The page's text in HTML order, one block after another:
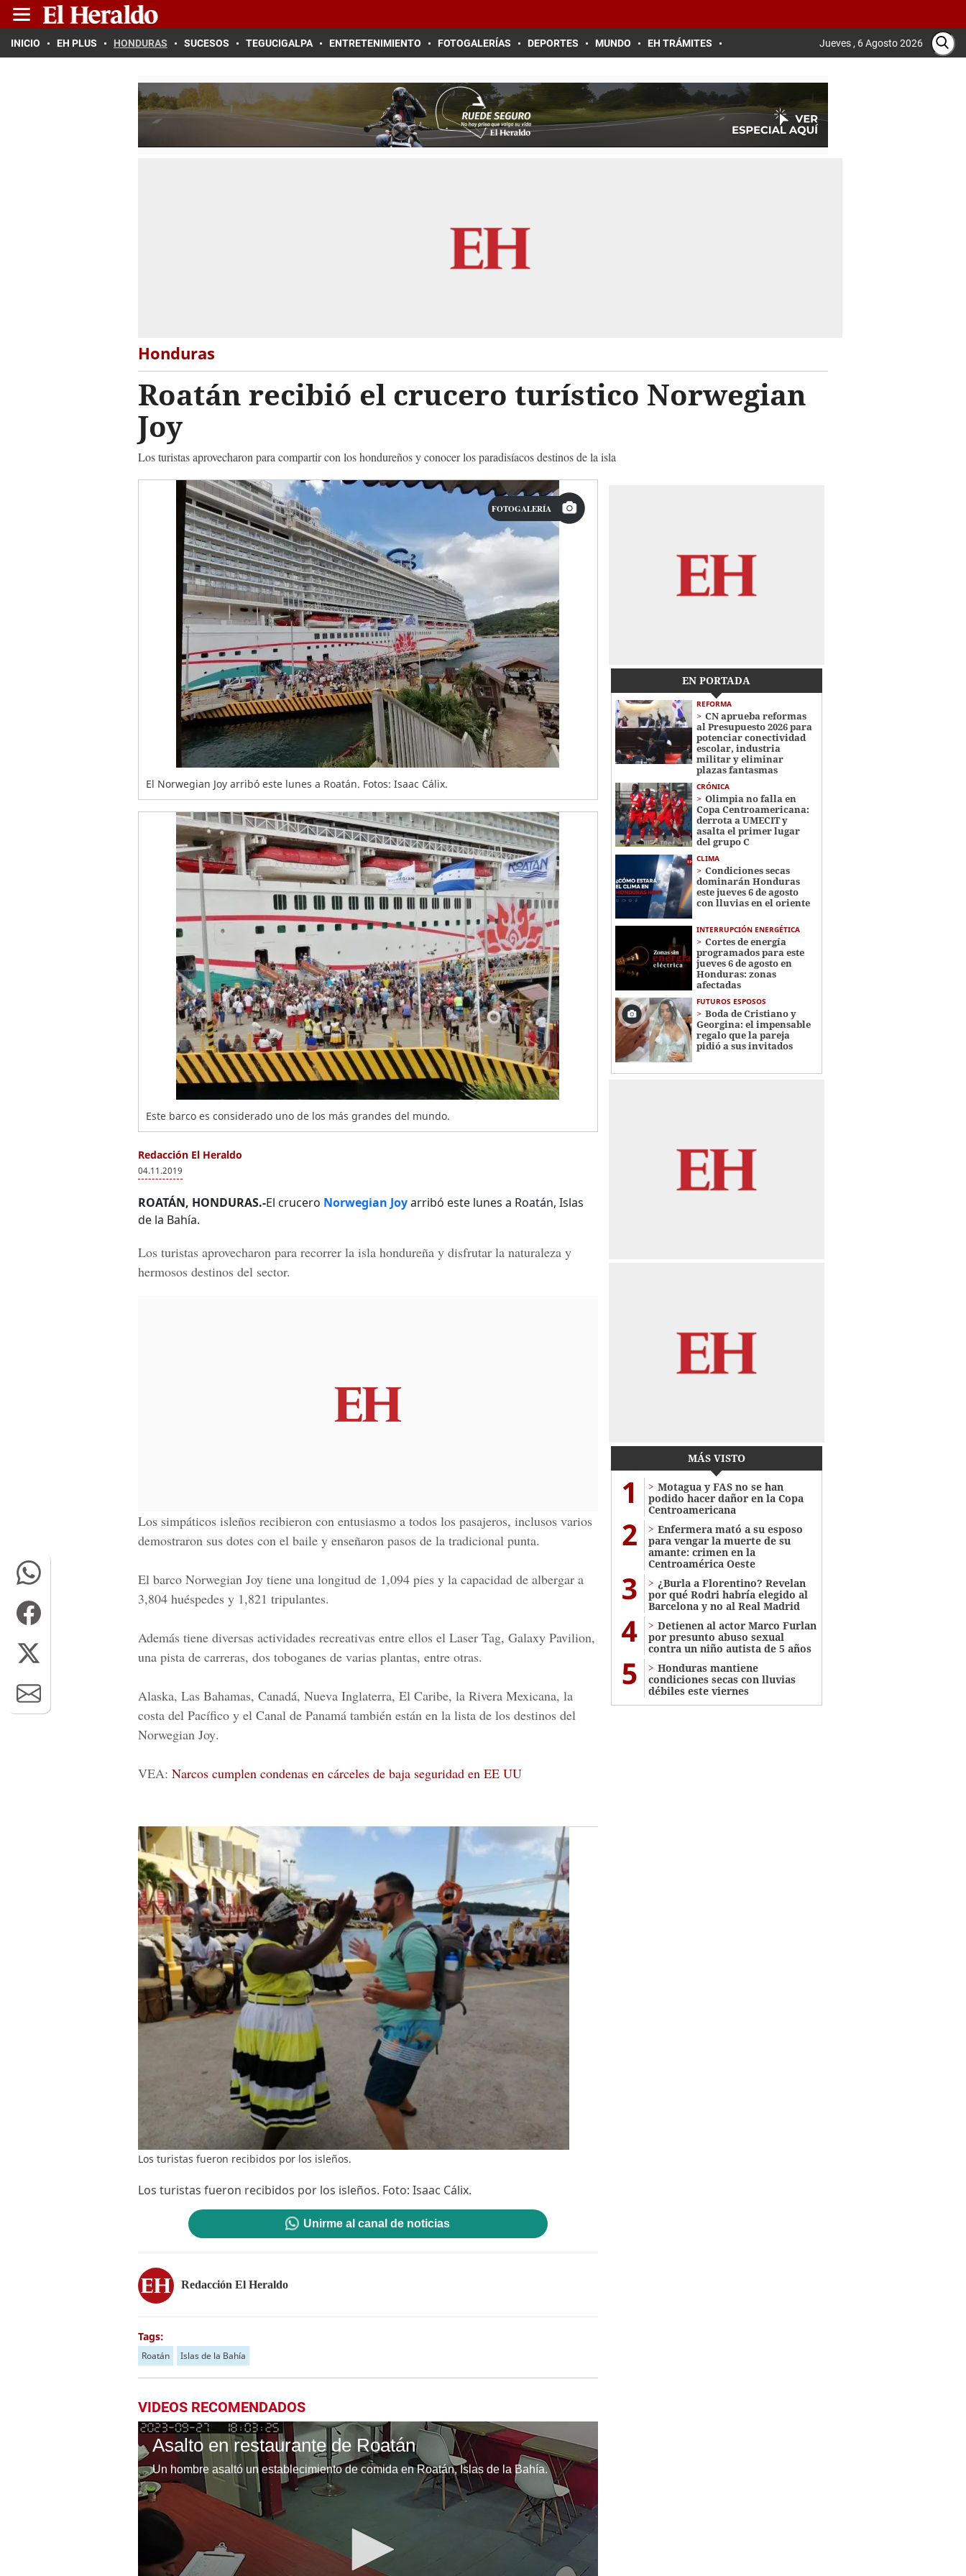
INICIO EH PLUS HONDURAS SUCESOS TEGUCIGALPA ENTRETENIMIENTO FOTOGALERÍAS DEPORTES MUNDO EH TRÁMITES Jueves , 6 Agosto 2026
Honduras
Roatán recibió el crucero turístico Norwegian
Joy
Los turistas aprovecharon para compartir con los hondureños y conocer los paradisíacos destinos de la isla
FOTOGALERÍA
El Norwegian Joy arribó este lunes a Roatán. Fotos: Isaac Cálix.
Este barco es considerado uno de los más grandes del mundo.
Redacción El Heraldo
04.11.2019
ROATÁN, HONDURAS.-El crucero Norwegian Joyarribó este lunes a Roatán, Islas
de la Bahía.
Los turistas aprovecharon para recorrer la isla hondureña y disfrutar la naturaleza y
hermosos destinos del sector.
Los simpáticos isleños recibieron con entusiasmo a todos los pasajeros, inclusos varios
demostraron sus dotes con el baile y enseñaron pasos de la tradicional punta.
El barco Norwegian Joy tiene una longitud de 1,094 pies y la capacidad de albergar a
3,804 huéspedes y 1,821 tripulantes.
Además tiene diversas actividades recreativas entre ellos el Laser Tag, Galaxy Pavilion,
una pista de carreras, dos toboganes de varias plantas, entre otras.
Alaska, Las Bahamas, Canadá, Nueva Inglaterra, El Caribe, la Rivera Mexicana, la
costa del Pacífico y el Canal de Panamá también están en la lista de los destinos del
Norwegian Joy.
VEA: Narcos cumplen condenas en cárceles de baja seguridad en EE UU
Los turistas fueron recibidos por los isleños.
Los turistas fueron recibidos por los isleños. Foto: Isaac Cálix.
Unirme al canal de noticias
Redacción El Heraldo
Tags:
Roatán Islas de la Bahía
VIDEOS RECOMENDADOS
Asalto en restaurante de Roatán
Un hombre asaltó un establecimiento de comida en Roatán, Islas de la Bahía.
EN PORTADA
REFORMA
CN aprueba reformas
al Presupuesto 2026 para
potenciar conectividad
escolar, industria
militar y eliminar
plazas fantasmas
CRÓNICA
Olimpia no falla en
Copa Centroamericana:
derrota a UMECIT y
asalta el primer lugar
del grupo C
CLIMA
Condiciones secas
dominarán Honduras
este jueves 6 de agosto
con lluvias en el oriente
INTERRUPCIÓN ENERGÉTICA
Cortes de energía
programados para este
jueves 6 de agosto en
Honduras: zonas
afectadas
FUTUROS ESPOSOS
Boda de Cristiano y
Georgina: el impensable
regalo que la pareja
pidió a sus invitados
MÁS VISTO
1
Motagua y FAS no se han
podido hacer dañor en la Copa
Centroamericana
2
Enfermera mató a su esposo
para vengar la muerte de su
amante: crimen en la
Centroamérica Oeste
3
¿Burla a Florentino? Revelan
por qué Rodri habría elegido al
Barcelona y no al Real Madrid
4
Detienen al actor Marco Furlan
por presunto abuso sexual
contra un niño autista de 5 años
5
Honduras mantiene
condiciones secas con lluvias
débiles este viernes